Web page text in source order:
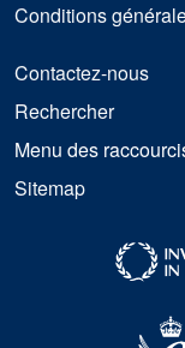
Conditions
Contactez-nous
Rechercher
Menu des
Sitemap